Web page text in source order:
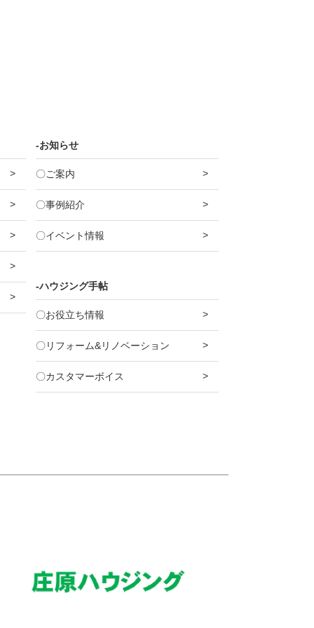
-お知らせ
〇ご案内
〇事例紹介
〇イベント情報
-ハウジング手帖
〇お役立ち情報
〇リフォーム&リノベーション
〇カスタマーボイス